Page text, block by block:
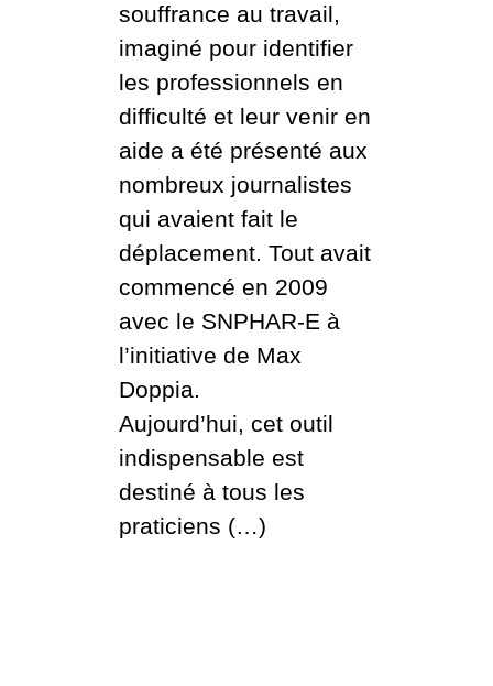
souffrance au travail,
imaginé pour identifier
les professionnels en
difficulté et leur venir en
aide a été présenté aux
nombreux journalistes
qui avaient fait le
déplacement. Tout avait
commencé en 2009
avec le SNPHAR-E à
l’initiative de Max
Doppia.
Aujourd’hui, cet outil
indispensable est
destiné à tous les
praticiens (…)